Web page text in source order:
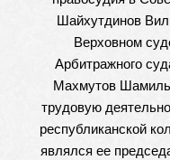
Шайхутдинов
Верховном
Арбитражного
Махмутов
трудовую
республиканской
являлся ее